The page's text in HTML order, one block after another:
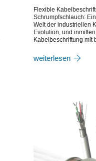
Flexible
Schrumpfschlauch:
Welt der industriellen
Evolution, und
Kabelbeschriftung
weiterlesen